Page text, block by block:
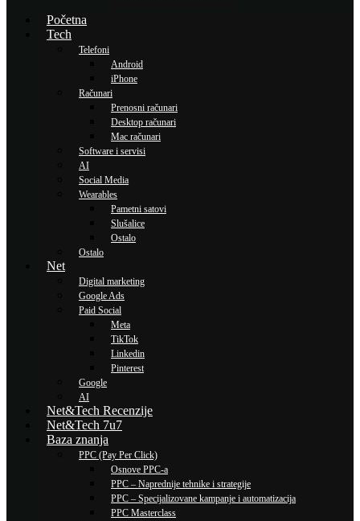
Početna
Tech
Telefoni
Android
iPhone
Računari
Prenosni računari
Desktop računari
Mac računari
Software i servisi
AI
Social Media
Wearables
Pametni satovi
Slušalice
Ostalo
Ostalo
Net
Digital marketing
Google Ads
Paid Social
Meta
TikTok
Linkedin
Pinterest
Google
AI
Net&Tech Recenzije
Net&Tech 7u7
Baza znanja
PPC (Pay Per Click)
Osnove PPC-a
PPC – Naprednije tehnike i strategije
PPC – Specijalizovane kampanje i automatizacija
PPC Masterclass